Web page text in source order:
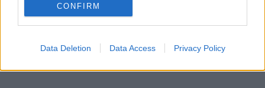
CONFIRM
Data Deletion Data Access Privacy Policy
κατάμουτρα το τηλέφωνο: